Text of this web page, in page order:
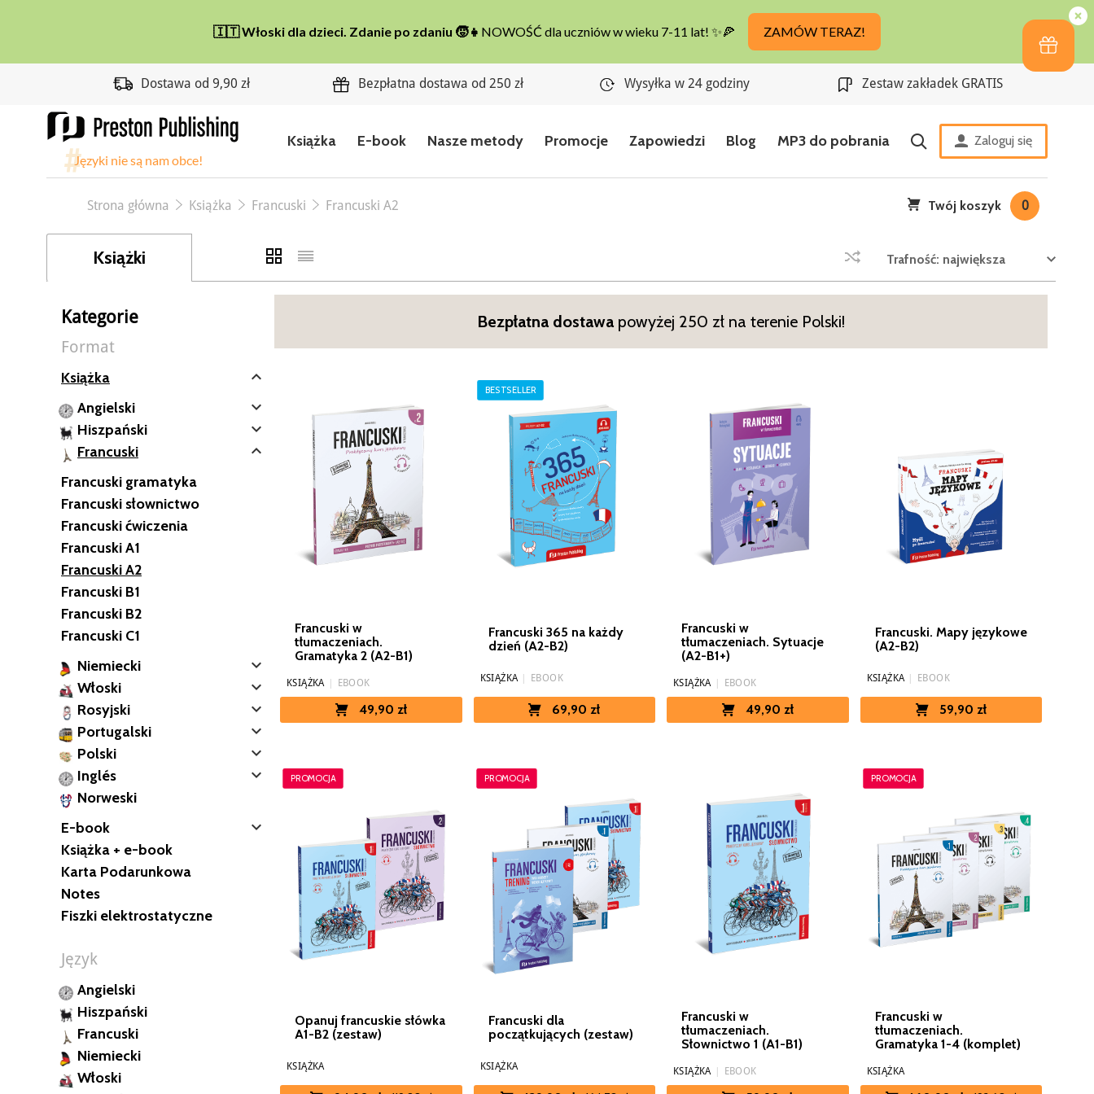
Dostawa od 9,90 zł Bezpłatna dostawa od 250 zł Wysyłka w 24 godziny Zestaw zakładek GRATIS
Książka E-book Nasze metody Promocje Zapowiedzi Blog MP3 do pobrania Zaloguj się
Strona główna Książka Francuski Francuski A2 Twój koszyk 0
Książki
Kategorie
Format
Książka 
Angielski 
Hiszpański 
Francuski 
Francuski gramatyka
Francuski słownictwo
Francuski ćwiczenia
Francuski A1
Francuski A2
Francuski B1
Francuski B2
Francuski C1
Niemiecki

Włoski 
Rosyjski 
Portugalski 
Polski 
Inglés 
Norweski
E-book

Książka + e-book
Karta Podarunkowa
Notes
Fiszki elektrostatyczne
Język
Angielski
Hiszpański
Francuski
Niemiecki
Włoski
Trafność: największa
Bezpłatna dostawapowyżej 250 zł na terenie Polski!
Francuski w
tłumaczeniach.
Gramatyka 2 (A2-B1)
KSIĄŻKA | EBOOK
49,90 zł
BESTSELLER
Francuski 365 na każdy
dzień (A2-B2)
KSIĄŻKA EBOOK
69,90 zł
Francuski w
tłumaczeniach. Sytuacje
(A2-B1+)
KSIĄŻKA | EBOOK
49,90 zł
Francuski. Mapy językowe
(A2-B2)
KSIĄŻKA EBOOK
59,90 zł
PROMOCJA
Opanuj francuskie słówka
A1-B2 (zestaw)
KSIĄŻKA
PROMOCJA
Francuski dla
początkujących (zestaw)
KSIĄŻKA
Francuski w
tłumaczeniach.
Słownictwo 1 (A1-B1)
KSIĄŻKA | EBOOK
PROMOCJA
Francuski w
tłumaczeniach.
Gramatyka 1-4 (komplet)
KSIĄŻKA